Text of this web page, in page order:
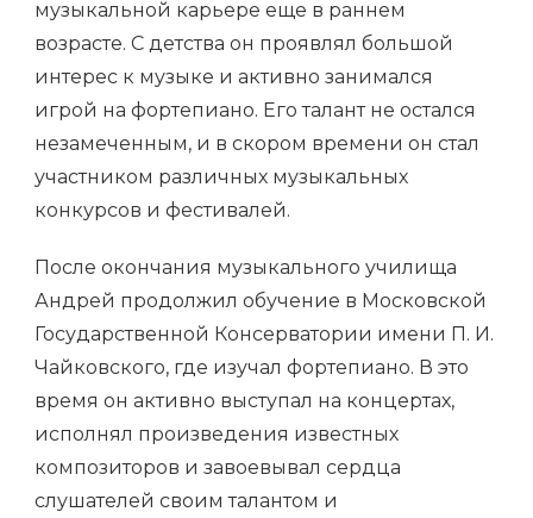
музыкальной карьере еще в раннем
возрасте. С детства он проявлял большой
интерес к музыке и активно занимался
игрой на фортепиано. Его талант не остался
незамеченным, и в скором времени он стал
участником различных музыкальных
конкурсов и фестивалей.
После окончания музыкального училища
Андрей продолжил обучение в Московской
Государственной Консерватории имени П. И.
Чайковского, где изучал фортепиано. В это
время он активно выступал на концертах,
исполнял произведения известных
композиторов и завоевывал сердца
слушателей своим талантом и